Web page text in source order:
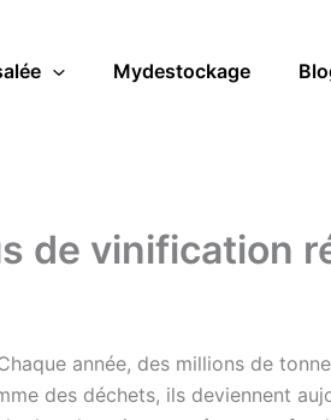
Mydestockage
de vinification
année, des millions de
des déchets, ils deviennent